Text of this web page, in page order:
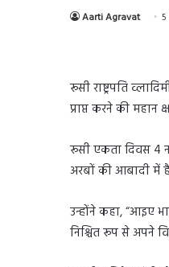
Aarti Agravat
रूसी राष्ट्रपति
प्राप्त करने की महान
रूसी एकता दिवस 4
अरबों की आबादी में
उन्होंने कहा, “आइए
निश्चित रूप से अपने